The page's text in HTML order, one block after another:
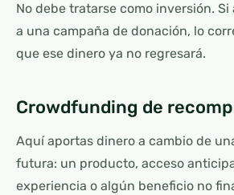
No debe tratarse como inversión. Si
a una campaña de donación, lo
que ese dinero ya no regresará.
Crowdfunding de
Aquí aportas dinero a cambio de
futura: un producto, acceso
experiencia o algún beneficio no